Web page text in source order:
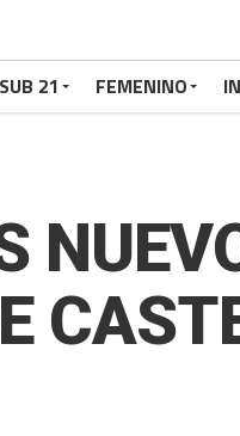
SUB 21 FEMENINO